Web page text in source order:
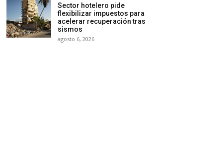
Sector hotelero pide
flexibilizar impuestos para
acelerar recuperación tras
sismos
agosto 6, 2026